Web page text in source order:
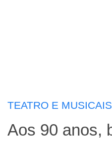
TEATRO E MUSICAIS
Aos 90 anos,